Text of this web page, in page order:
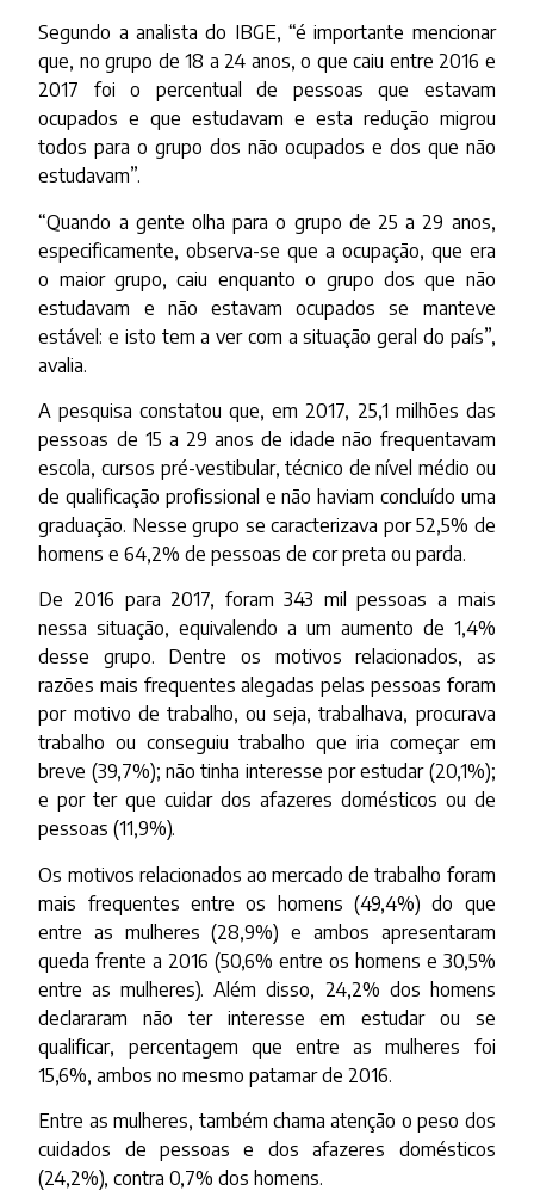
Segundo a analista do IBGE, “é importante mencionar
que, no grupo de 18 a 24 anos, o que caiu entre 2016 e
2017 foi o percentual de pessoas que estavam
ocupados e que estudavam e esta redução migrou
todos para o grupo dos não ocupados e dos que não
estudavam”.
“Quando a gente olha para o grupo de 25 a 29 anos,
especificamente, observa-se que a ocupação, que era
o maior grupo, caiu enquanto o grupo dos que não
estudavam e não estavam ocupados se manteve
estável: e isto tem a ver com a situação geral do país”,
avalia.
A pesquisa constatou que, em 2017, 25,1 milhões das
pessoas de 15 a 29 anos de idade não frequentavam
escola, cursos pré-vestibular, técnico de nível médio ou
de qualificação profissional e não haviam concluído uma
graduação. Nesse grupo se caracterizava por 52,5% de
homens e 64,2% de pessoas de cor preta ou parda.
De 2016 para 2017, foram 343 mil pessoas a mais
nessa situação, equivalendo a um aumento de 1,4%
desse grupo. Dentre os motivos relacionados, as
razões mais frequentes alegadas pelas pessoas foram
por motivo de trabalho, ou seja, trabalhava, procurava
trabalho ou conseguiu trabalho que iria começar em
breve (39,7%); não tinha interesse por estudar (20,1%);
e por ter que cuidar dos afazeres domésticos ou de
pessoas (11,9%).
Os motivos relacionados ao mercado de trabalho foram
mais frequentes entre os homens (49,4%) do que
entre as mulheres (28,9%) e ambos apresentaram
queda frente a 2016 (50,6% entre os homens e 30,5%
entre as mulheres). Além disso, 24,2% dos homens
declararam não ter interesse em estudar ou se
qualificar, percentagem que entre as mulheres foi
15,6%, ambos no mesmo patamar de 2016.
Entre as mulheres, também chama atenção o peso dos
cuidados de pessoas e dos afazeres domésticos
(24,2%), contra 0,7% dos homens.